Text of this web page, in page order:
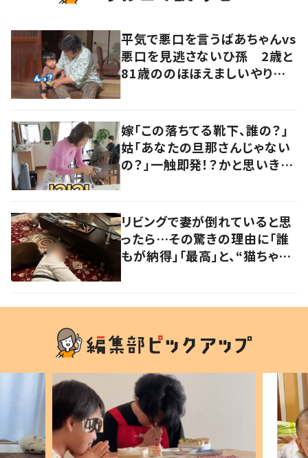
平気で悪口を言うばあちゃんvs
悪口を見逃さないひ孫 2歳と
81歳ののほほえましいやり取り
嫁「この落ちてる靴下、誰の？」
姑「あなたの旦那さんじゃない
の？」一触即発！？かと思いき
リビングで妻が倒れていると思
ったら…その驚きの理由に「誰
もが納得」「最高」と、“猫ちゃん